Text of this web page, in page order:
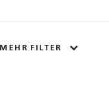
MEHR FILTER